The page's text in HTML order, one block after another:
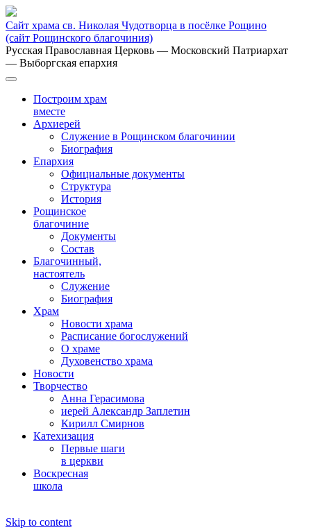
Сайт храма св. Николая Чудотворца в посёлке Рощино
(сайт Рощинского благочиния)
Русская Православная Церковь — Московский Патриархат
— Выборгская епархия
Построим храм
вместе
Архиерей
Служение в Рощинском благочинии
Биография
Епархия
Официальные документы
Структура
История
Рощинское
благочиние
Документы
Состав
Благочинный,
настоятель
Служение
Биография
Храм
Новости храма
Расписание богослужений
О храме
Духовенство храма
Новости
Творчество
Анна Герасимова
иерей Александр Заплетин
Кирилл Смирнов
Катехизация
Первые шаги
в церкви
Воскресная
школа
Skip to content